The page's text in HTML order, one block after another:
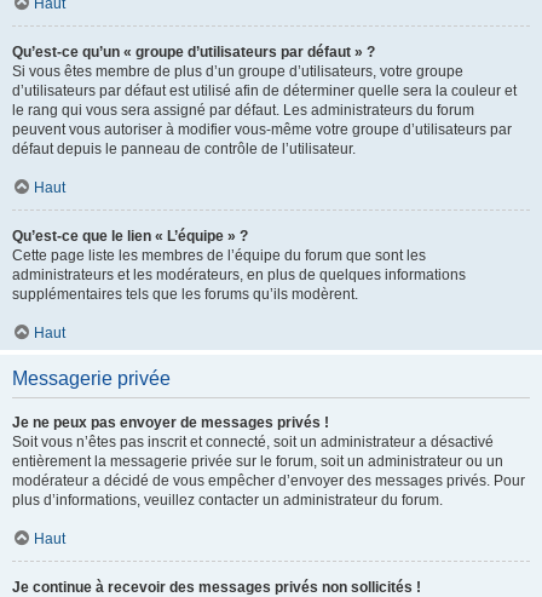
Haut
Qu’est-ce qu’un « groupe d’utilisateurs par défaut » ?
Si vous êtes membre de plus d’un groupe d’utilisateurs, votre groupe
d’utilisateurs par défaut est utilisé afin de déterminer quelle sera la couleur et
le rang qui vous sera assigné par défaut. Les administrateurs du forum
peuvent vous autoriser à modifier vous-même votre groupe d’utilisateurs par
défaut depuis le panneau de contrôle de l’utilisateur.
Haut
Qu’est-ce que le lien « L’équipe » ?
Cette page liste les membres de l’équipe du forum que sont les
administrateurs et les modérateurs, en plus de quelques informations
supplémentaires tels que les forums qu’ils modèrent.
Haut
Messagerie privée
Je ne peux pas envoyer de messages privés !
Soit vous n’êtes pas inscrit et connecté, soit un administrateur a désactivé
entièrement la messagerie privée sur le forum, soit un administrateur ou un
modérateur a décidé de vous empêcher d’envoyer des messages privés. Pour
plus d’informations, veuillez contacter un administrateur du forum.
Haut
Je continue à recevoir des messages privés non sollicités !